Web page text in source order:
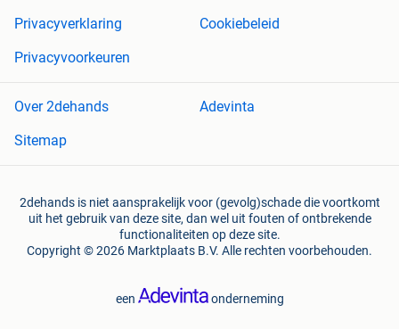
Privacyverklaring
Cookiebeleid
Privacyvoorkeuren
Over 2dehands
Adevinta
Sitemap
2dehands is niet aansprakelijk voor (gevolg)schade die voortkomt
uit het gebruik van deze site, dan wel uit fouten of ontbrekende
functionaliteiten op deze site.
Copyright © 2026 Marktplaats B.V. Alle rechten voorbehouden.
een onderneming